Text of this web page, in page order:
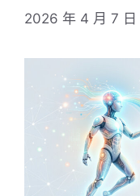
2026 年 4 月 7 日